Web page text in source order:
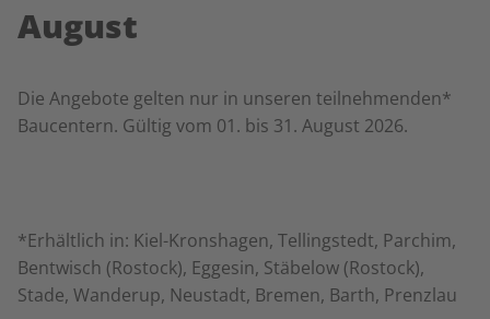
August
Die Angebote gelten nur in unseren teilnehmenden*
Baucentern. Gültig vom 01. bis 31. August 2026.
*Erhältlich in: Kiel-Kronshagen, Tellingstedt, Parchim,
Bentwisch (Rostock), Eggesin, Stäbelow (Rostock),
Stade, Wanderup, Neustadt, Bremen, Barth, Prenzlau